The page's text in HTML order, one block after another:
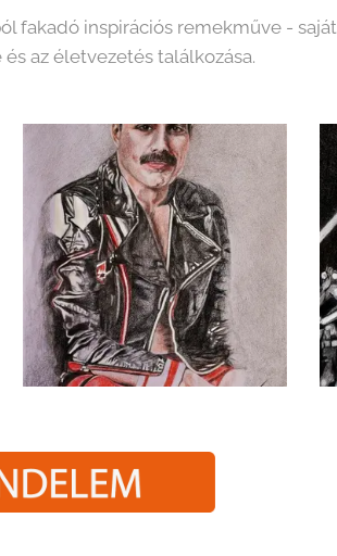
fakadó inspirációs remekműve - saját
az életvezetés találkozása.